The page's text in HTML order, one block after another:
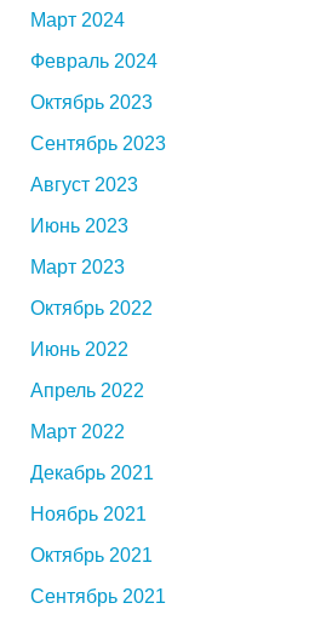
Март 2024
Февраль 2024
Октябрь 2023
Сентябрь 2023
Август 2023
Июнь 2023
Март 2023
Октябрь 2022
Июнь 2022
Апрель 2022
Март 2022
Декабрь 2021
Ноябрь 2021
Октябрь 2021
Сентябрь 2021